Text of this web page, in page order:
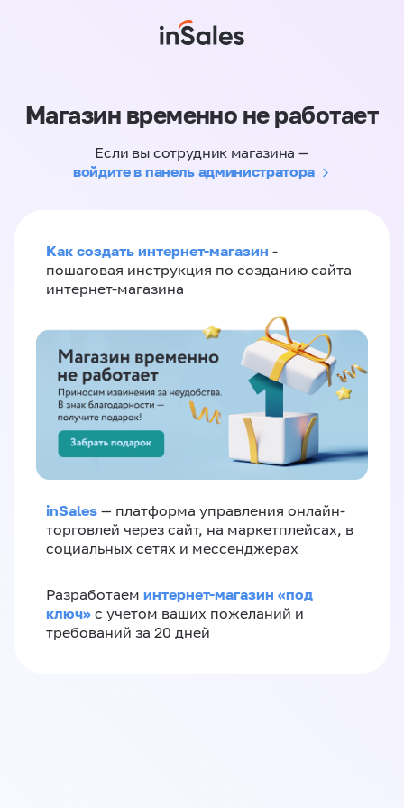
Магазин временно не работает
Если вы сотрудник магазина —
войдите в панель администратора
Как создать интернет-магазин -
пошаговая инструкция по созданию сайта
интернет-магазина
inSales — платформа управления онлайн-
торговлей через сайт, на маркетплейсах, в
социальных сетях и мессенджерах
Разработаем интернет-магазин «‎под
ключ»‎ с учетом ваших пожеланий и
требований за 20 дней